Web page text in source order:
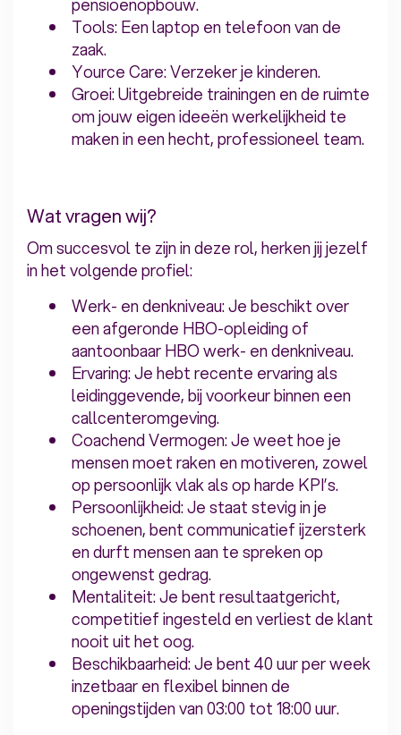
Tools: Een laptop en telefoon van de
zaak.
Yource Care: Verzeker je kinderen.
Groei: Uitgebreide trainingen en de ruimte
om jouw eigen ideeën werkelijkheid te
maken in een hecht, professioneel team.
Wat vragen wij?
Om succesvol te zijn in deze rol, herken jij jezelf
in het volgende profiel:
Werk- en denkniveau: Je beschikt over
een afgeronde HBO-opleiding of
aantoonbaar HBO werk- en denkniveau.
Ervaring: Je hebt recente ervaring als
leidinggevende, bij voorkeur binnen een
callcenteromgeving.
Coachend Vermogen: Je weet hoe je
mensen moet raken en motiveren, zowel
op persoonlijk vlak als op harde KPI’s.
Persoonlijkheid: Je staat stevig in je
schoenen, bent communicatief ijzersterk
en durft mensen aan te spreken op
ongewenst gedrag.
Mentaliteit: Je bent resultaatgericht,
competitief ingesteld en verliest de klant
nooit uit het oog.
Beschikbaarheid: Je bent 40 uur per week
inzetbaar en flexibel binnen de
openingstijden van 03:00 tot 18:00 uur.